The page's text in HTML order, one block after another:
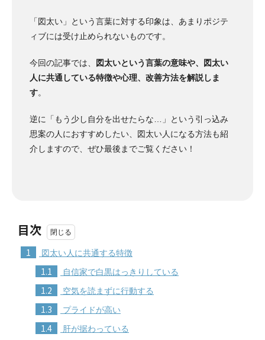
「図太い」という言葉に対する印象は、あまりポジテ
ィブには受け止められないものです。
今回の記事では、
図太いという言葉の意味や、図太い
人に共通している特徴や心理、改善方法を解説しま
す。
逆に「もう少し自分を出せたらな…」という引っ込み
思案の人におすすめしたい、図太い人になる方法も紹
介しますので、ぜひ最後までご覧ください！
目次
1 図太い人に共通する特徴
1.1 自信家で白黒はっきりしている
1.2 空気を読まずに行動する
1.3 プライドが高い
1.4 肝が据わっている